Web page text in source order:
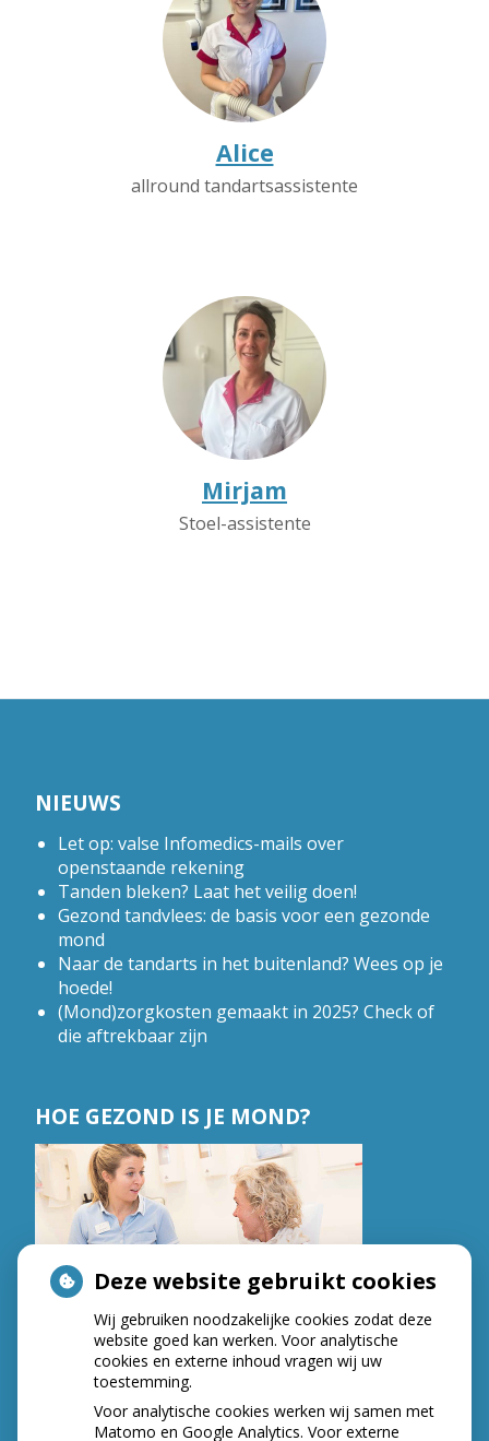
Alice
allround tandartsassistente
Mirjam
Stoel-assistente
NIEUWS
Let op: valse Infomedics-mails over
openstaande rekening
Tanden bleken? Laat het veilig doen!
Gezond tandvlees: de basis voor een gezonde
mond
Naar de tandarts in het buitenland? Wees op je
hoede!
(Mond)zorgkosten gemaakt in 2025? Check of
die aftrekbaar zijn
HOE GEZOND IS JE MOND?
Deze website gebruikt cookies
Wij gebruiken noodzakelijke cookies zodat deze
website goed kan werken. Voor analytische
cookies en externe inhoud vragen wij uw
toestemming.
Voor analytische cookies werken wij samen met
Matomo en Google Analytics. Voor externe